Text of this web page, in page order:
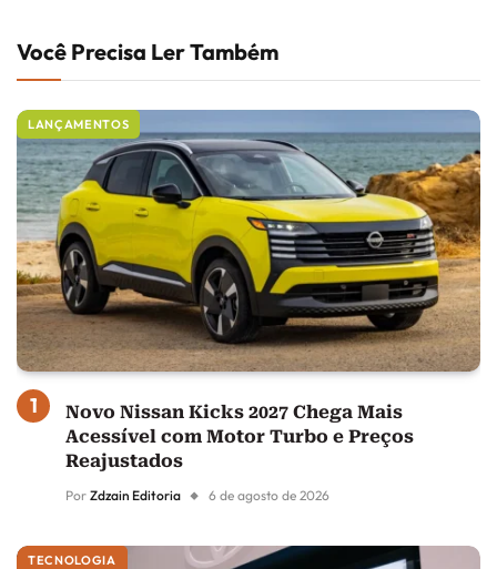
Você Precisa Ler Também
LANÇAMENTOS
Novo Nissan Kicks 2027 Chega Mais
Acessível com Motor Turbo e Preços
Reajustados
Por Zdzain Editoria 6 de agosto de 2026
TECNOLOGIA